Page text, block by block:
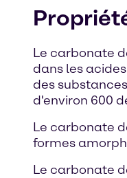
Le carbonate
dans les
des
d'environ 600
Le carbonate
formes
Le carbonate